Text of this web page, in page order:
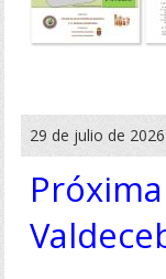
29 de julio de 2026